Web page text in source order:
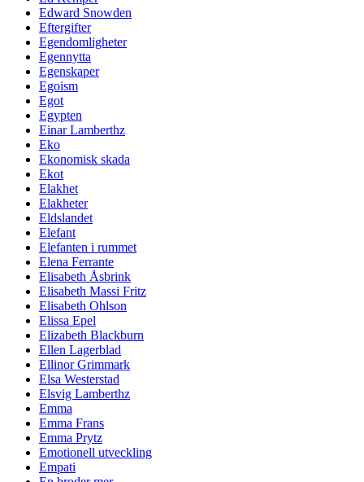
Edward Snowden
Eftergifter
Egendomligheter
Egennytta
Egenskaper
Egoism
Egot
Egypten
Einar Lamberthz
Eko
Ekonomisk skada
Ekot
Elakhet
Elakheter
Eldslandet
Elefant
Elefanten i rummet
Elena Ferrante
Elisabeth Åsbrink
Elisabeth Massi Fritz
Elisabeth Ohlson
Elissa Epel
Elizabeth Blackburn
Ellen Lagerblad
Ellinor Grimmark
Elsa Westerstad
Elsvig Lamberthz
Emma
Emma Frans
Emma Prytz
Emotionell utveckling
Empati